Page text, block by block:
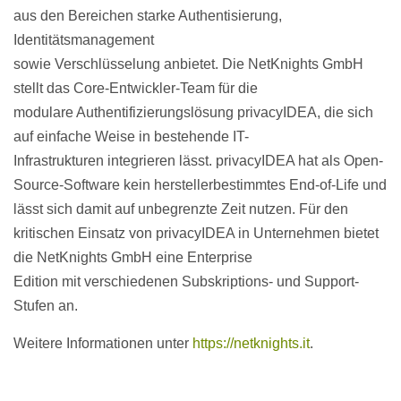
aus den Bereichen starke Authentisierung,
Identitätsmanagement
sowie Verschlüsselung anbietet. Die NetKnights GmbH
stellt das Core-Entwickler-Team für die
modulare Authentifizierungslösung privacyIDEA, die sich
auf einfache Weise in bestehende IT-
Infrastrukturen integrieren lässt. privacyIDEA hat als Open-
Source-Software kein herstellerbestimmtes End-of-Life und
lässt sich damit auf unbegrenzte Zeit nutzen. Für den
kritischen Einsatz von privacyIDEA in Unternehmen bietet
die NetKnights GmbH eine Enterprise
Edition mit verschiedenen Subskriptions- und Support-
Stufen an.
Weitere Informationen unter https://netknights.it.